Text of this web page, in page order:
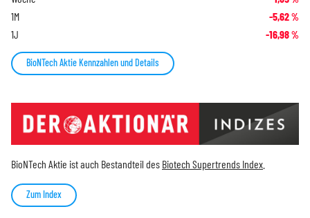
1M -5,62%
1J -16,98%
BioNTech Aktie Kennzahlen und Details
BioNTech Aktie ist auch Bestandteil des Biotech Supertrends Index
Zum Index